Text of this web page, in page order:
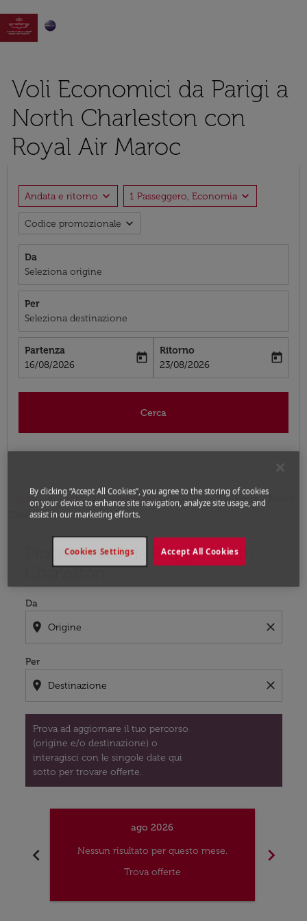

Voli Economici da Parigi a
North Charleston con
Royal Air Maroc
Andata e ritorno expand_more 1 Passeggero, Economia expand_more
Codice promozionale expand_more
Da
Seleziona origine
Per
Seleziona destinazione
Partenza
fc-booking-departure-date-aria-label
16/08/2026
today
Ritorno
fc-booking-return-date-aria-label
23/08/2026
today
Cerca
Home Voli Voli per Stati Uniti
Voli Parigi - North
Charleston
Prossimo voli da Parigi a North
Charleston
Da
location_on close
Per
location_on close
Prova ad aggiornare il tuo percorso
(origine e/o destinazione) o
interagisci con le singole date qui
sotto per trovare offerte.
Prova ad aggiornare il tuo percorso (origine e/o
chevron_left
ago 2026
Nessun risultato per questo mese.
Trova offerte
chevron_right
By clicking “Accept All Cookies”, you agree to the storing of cookies
on your device to enhance site navigation, analyze site usage, and
assist in our marketing efforts.
Accept All Cookies
Cookies Settings